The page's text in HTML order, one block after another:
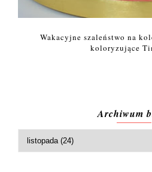
Wakacyjne szaleństwo na
koloryzujące
Archiwum